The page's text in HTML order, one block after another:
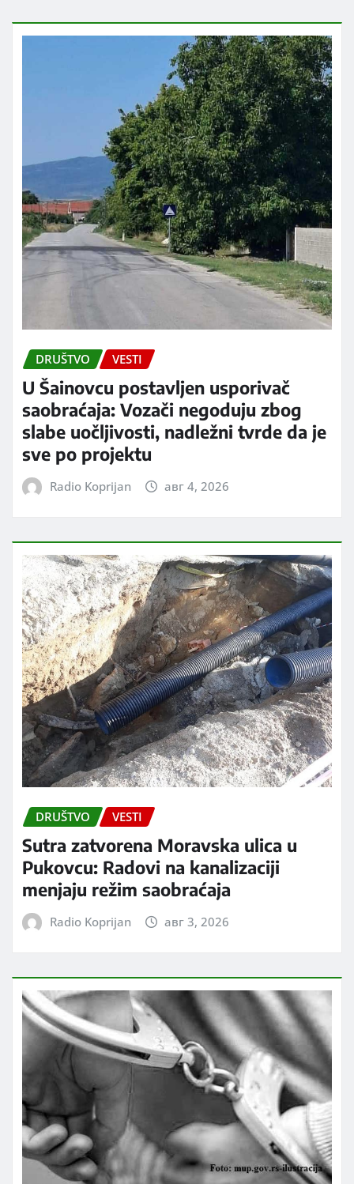
DRUŠTVO VESTI
U Šainovcu postavljen usporivač
saobraćaja: Vozači negoduju zbog
slabe uočljivosti, nadležni tvrde da je
sve po projektu
Radio Koprijan авг 4, 2026
DRUŠTVO VESTI
Sutra zatvorena Moravska ulica u
Pukovcu: Radovi na kanalizaciji
menjaju režim saobraćaja
Radio Koprijan авг 3, 2026